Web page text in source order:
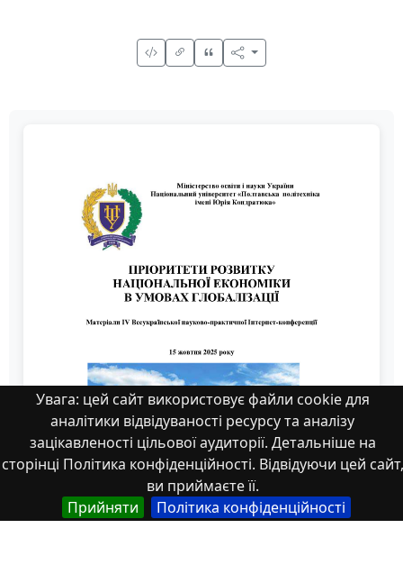
Увага: цей сайт використовує файли cookie для
аналітики відвідуваності ресурсу та аналізу
зацікавленості цільової аудиторії. Детальніше на
сторінці Політика конфіденційності. Відвідуючи цей сайт,
ви приймаєте її.
Прийняти
Політика конфіденційності